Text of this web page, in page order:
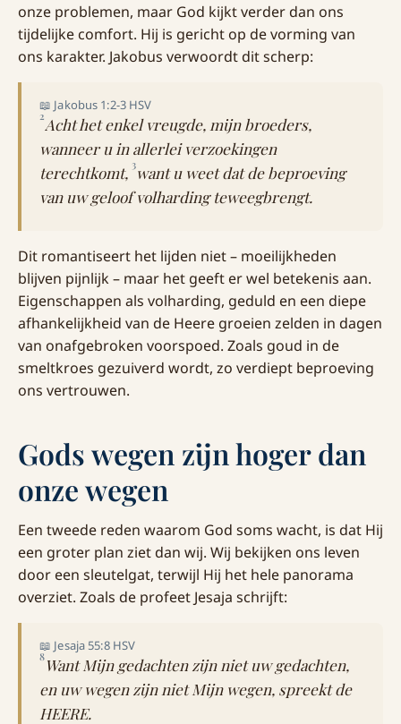
onze problemen, maar God kijkt verder dan ons
tijdelijke comfort. Hij is gericht op de vorming van
ons karakter. Jakobus verwoordt dit scherp:
📖 Jakobus 1:2-3 HSV
2Acht het enkel vreugde, mijn broeders,
wanneer u in allerlei verzoekingen
terechtkomt, 3want u weet dat de beproeving
van uw geloof volharding teweegbrengt.
Dit romantiseert het lijden niet – moeilijkheden
blijven pijnlijk – maar het geeft er wel betekenis aan.
Eigenschappen als volharding, geduld en een diepe
afhankelijkheid van de Heere groeien zelden in dagen
van onafgebroken voorspoed. Zoals goud in de
smeltkroes gezuiverd wordt, zo verdiept beproeving
ons vertrouwen.
Gods wegen zijn hoger dan
onze wegen
Een tweede reden waarom God soms wacht, is dat Hij
een groter plan ziet dan wij. Wij bekijken ons leven
door een sleutelgat, terwijl Hij het hele panorama
overziet. Zoals de profeet Jesaja schrijft:
📖 Jesaja 55:8 HSV
8 Want Mijn gedachten zijn niet uw gedachten,
en uw wegen zijn niet Mijn wegen, spreekt de
HEERE.